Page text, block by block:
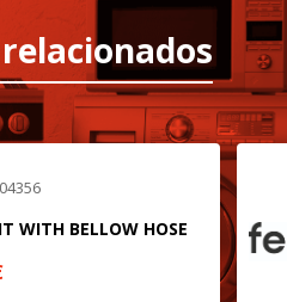
WITH BELLOW HOSE
poder evaluar el
los visitantes navegan por el